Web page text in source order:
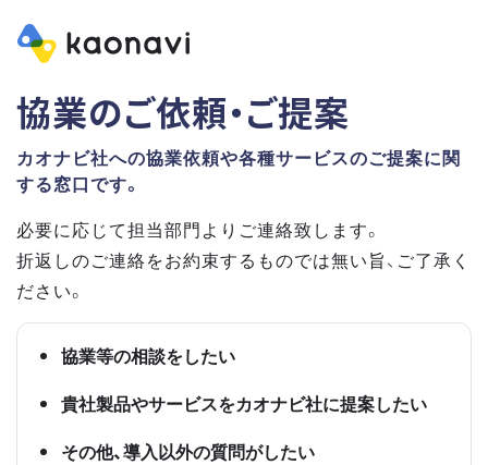
協業のご依頼・ご提案
カオナビ社への協業依頼や各種サービスのご提案に関
する窓口です。
必要に応じて担当部門よりご連絡致します。
折返しのご連絡をお約束するものでは無い旨、ご了承く
ださい。
協業等の相談をしたい
貴社製品やサービスをカオナビ社に提案したい
その他、導入以外の質問がしたい